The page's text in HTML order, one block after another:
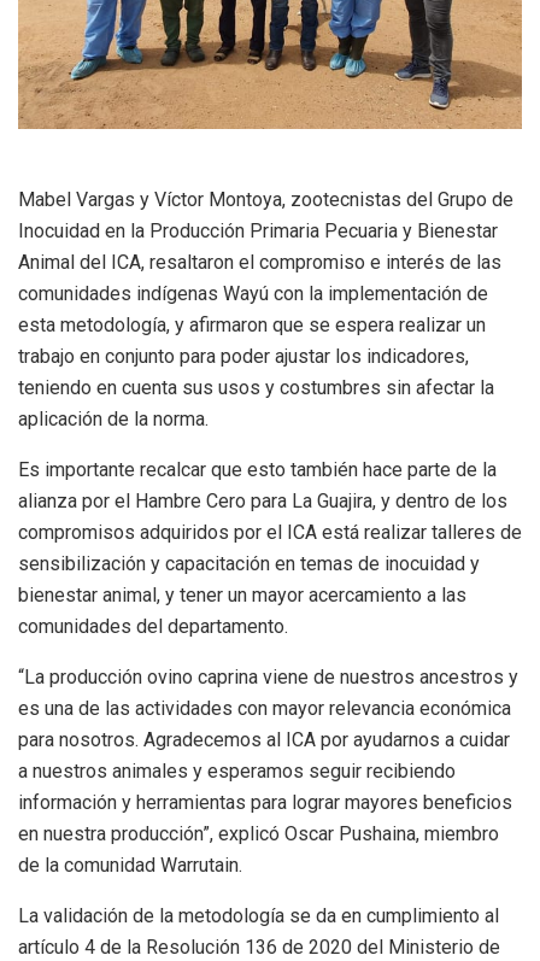
Mabel Vargas y Víctor Montoya, zootecnistas del Grupo de
Inocuidad en la Producción Primaria Pecuaria y Bienestar
Animal del ICA, resaltaron el compromiso e interés de las
comunidades indígenas Wayú con la implementación de
esta metodología, y afirmaron que se espera realizar un
trabajo en conjunto para poder ajustar los indicadores,
teniendo en cuenta sus usos y costumbres sin afectar la
aplicación de la norma.
Es importante recalcar que esto también hace parte de la
alianza por el Hambre Cero para La Guajira, y dentro de los
compromisos adquiridos por el ICA está realizar talleres de
sensibilización y capacitación en temas de inocuidad y
bienestar animal, y tener un mayor acercamiento a las
comunidades del departamento.
“La producción ovino caprina viene de nuestros ancestros y
es una de las actividades con mayor relevancia económica
para nosotros. Agradecemos al ICA por ayudarnos a cuidar
a nuestros animales y esperamos seguir recibiendo
información y herramientas para lograr mayores beneficios
en nuestra producción”, explicó Oscar Pushaina, miembro
de la comunidad Warrutain.
La validación de la metodología se da en cumplimiento al
artículo 4 de la Resolución 136 de 2020 del Ministerio de